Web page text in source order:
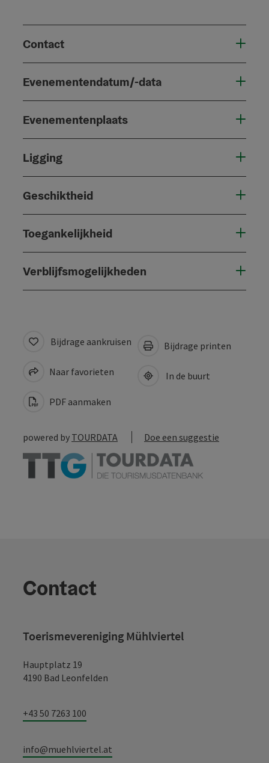
Contact
Evenementendatum/-data
Evenementenplaats
Ligging
Geschiktheid
Toegankelijkheid
Verblijfsmogelijkheden
Bijdrage aankruisen
Naar favorieten
PDF aanmaken
Bijdrage printen
In de buurt
powered by TOURDATA Doe een suggestie
Contact
Toerismevereniging Mühlviertel
Hauptplatz 19
4190 Bad Leonfelden
+43 50 7263 100
info@muehlviertel.at